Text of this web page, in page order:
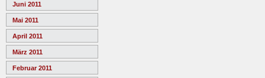
Juni 2011
Mai 2011
April 2011
März 2011
Februar 2011